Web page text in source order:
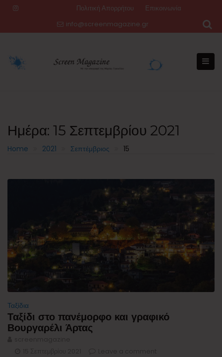
Πολιτική Απορρήτου
Επικοινωνία
info@screenmagazine.gr
Ημέρα: 15 Σεπτεμβρίου 2021
Home 2021 Σεπτέμβριος 15
Ταξίδια
Ταξίδι στο πανέμορφο και γραφικό
Βουργαρέλι Άρτας